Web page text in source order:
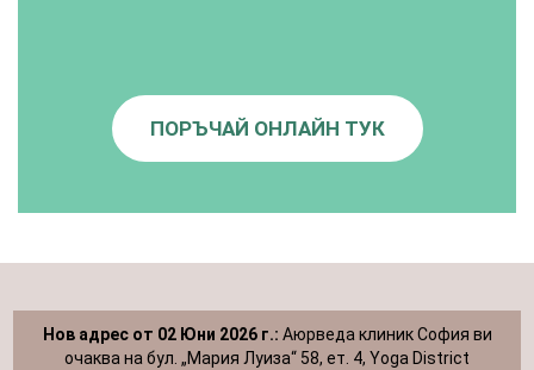
ПОРЪЧАЙ ОНЛАЙН ТУК
Нов адрес от 02 Юни 2026 г.: Аюрведа клиник София ви
очаква на бул. „Мария Луиза“ 58, ет. 4, Yoga District